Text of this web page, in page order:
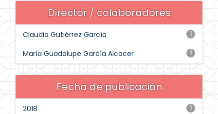
Director / colaboradores
1
Claudia Gutiérrez García
1
María Guadalupe García Alcocer
Fecha de publicación
1
2018